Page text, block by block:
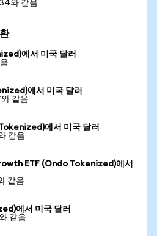
와 같음
에서 미국 달러
에서 미국 달러
같음
에서 미국 달러
같음
ETF (Ondo Tokenized)에서
같음
에서 미국 달러
같음